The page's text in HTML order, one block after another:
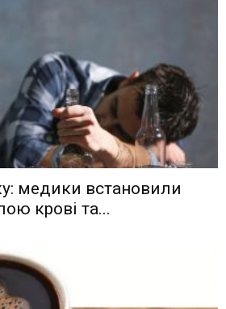
медики встановили
крові та...